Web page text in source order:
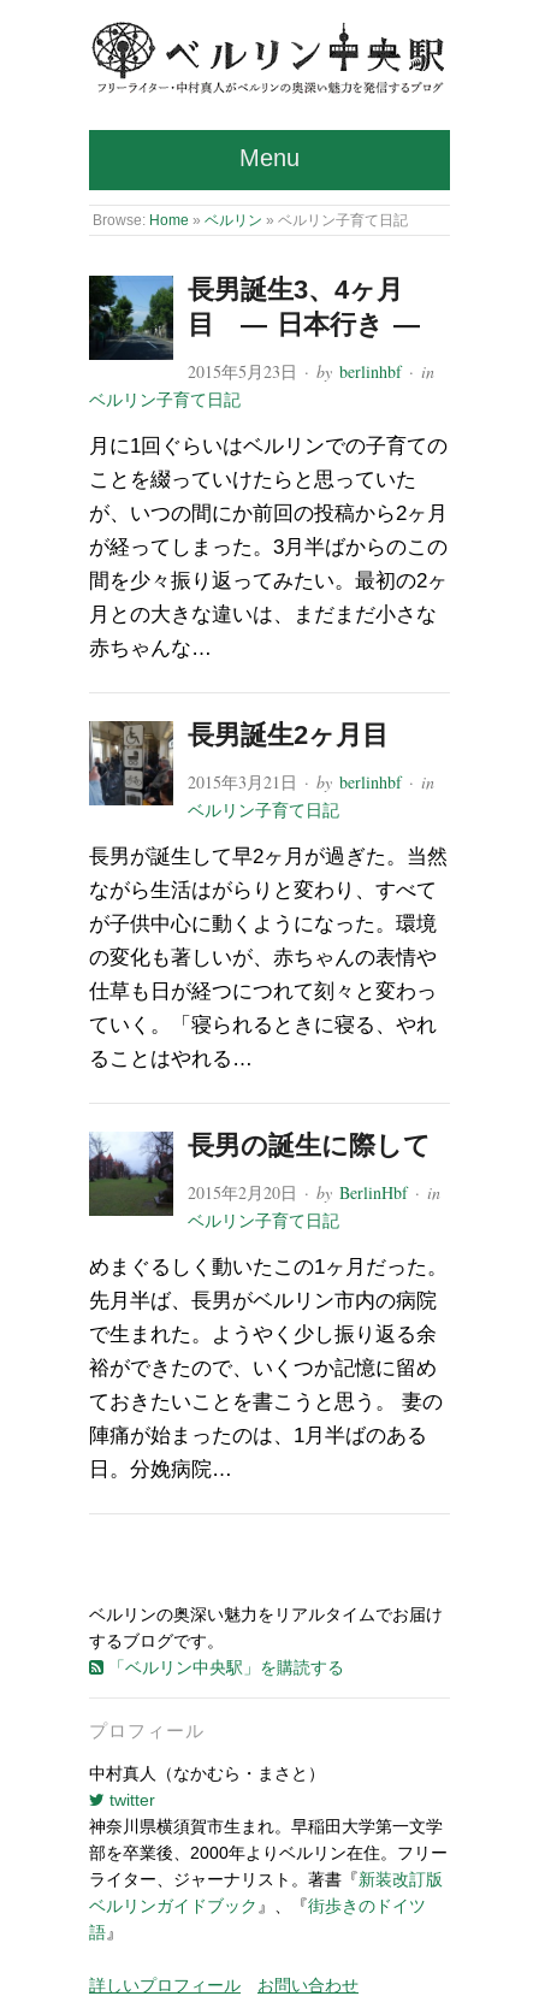
Menu
Browse: Home » ベルリン » ベルリン子育て日記
長男誕生3、4ヶ月
目 ― 日本行き ―
2015年5月23日 · byberlinhbf· in
ベルリン子育て日記
月に1回ぐらいはベルリンでの子育ての
ことを綴っていけたらと思っていた
が、いつの間にか前回の投稿から2ヶ月
が経ってしまった。3月半ばからのこの
間を少々振り返ってみたい。最初の2ヶ
月との大きな違いは、まだまだ小さな
赤ちゃんな…
長男誕生2ヶ月目
2015年3月21日 · byberlinhbf· in
ベルリン子育て日記
長男が誕生して早2ヶ月が過ぎた。当然
ながら生活はがらりと変わり、すべて
が子供中心に動くようになった。環境
の変化も著しいが、赤ちゃんの表情や
仕草も日が経つにつれて刻々と変わっ
ていく。「寝られるときに寝る、やれ
ることはやれる…
長男の誕生に際して
2015年2月20日 · byBerlinHbf· in
ベルリン子育て日記
めまぐるしく動いたこの1ヶ月だった。
先月半ば、長男がベルリン市内の病院
で生まれた。ようやく少し振り返る余
裕ができたので、いくつか記憶に留め
ておきたいことを書こうと思う。 妻の
陣痛が始まったのは、1月半ばのある
日。分娩病院…
ベルリンの奥深い魅力をリアルタイムでお届け
するブログです。
「ベルリン中央駅」を購読する
プロフィール
中村真人（なかむら・まさと）
twitter
神奈川県横須賀市生まれ。早稲田大学第一文学
部を卒業後、2000年よりベルリン在住。フリー
ライター、ジャーナリスト。著書『新装改訂版
ベルリンガイドブック 』、『街歩きのドイツ
語』
詳しいプロフィール お問い合わせ